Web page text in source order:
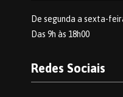
De segunda a sexta-
Das 9h às 18h00
Redes Sociais